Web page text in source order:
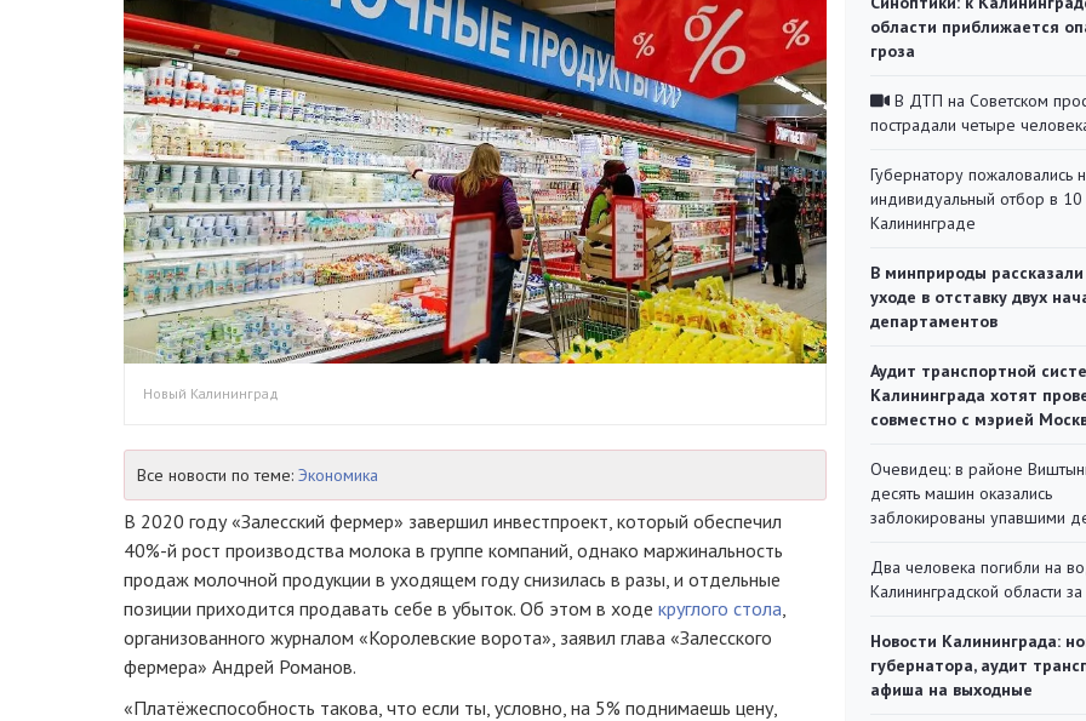
Новый Калининград
Все новости по теме: Экономика
В 2020 году «Залесский фермер» завершил инвестпроект, который обеспечил
40%-й рост производства молока в группе компаний, однако маржинальность
продаж молочной продукции в уходящем году снизилась в разы, и отдельные
позиции приходится продавать себе в убыток. Об этом в ходе круглого стола
организованного журналом «Королевские ворота», заявил глава «Залесского
фермера» Андрей Романов.
«Платёжеспособность такова, что если ты, условно, на 5% поднимаешь цену,
области приближается
гроза
В ДТП на Советском
пострадали четыре
Губернатору пожаловались
индивидуальный отбор в 10
Калининграде
В минприроды
уходе в отставку двух
департаментов
Аудит транспортной
Калининграда хотят
совместно с мэрией
Очевидец: в районе
десять машин оказались
заблокированы упавшими
Два человека погибли на
Калининградской области
Новости Калининграда:
губернатора, аудит
афиша на выходные